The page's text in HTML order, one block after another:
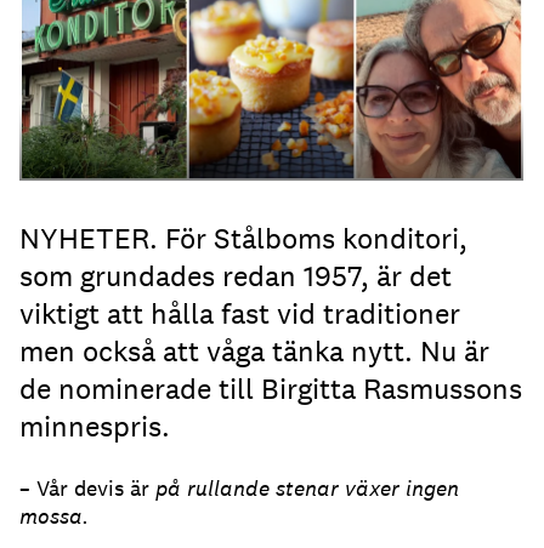
NYHETER. För Stålboms konditori,
som grundades redan 1957, är det
viktigt att hålla fast vid traditioner
men också att våga tänka nytt. Nu är
de nominerade till Birgitta Rasmussons
minnespris.
– Vår devis är på rullande stenar växer ingen
mossa.